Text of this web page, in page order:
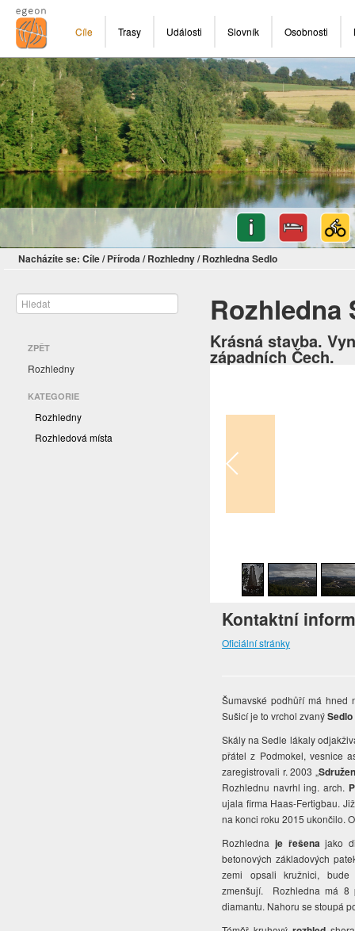
Cíle Trasy Události Slovník Osobnosti
Nacházíte se: Cíle/ Příroda/ Rozhledny/ Rozhledna Sedlo
ZPĚT
Rozhledny
KATEGORIE
Rozhledny
Rozhledová místa
Rozhledna
Krásná stavba.
západních Čech.
Kontaktní
Oficiální stránky
Šumavské podhůří má hned
Sušicí je to vrchol zvanýSedlo
Skály na Sedle lákaly
přátel z Podmokel, vesnice
zaregistrovali r. 2003 „
Rozhlednu navrhl ing. arch.
ujala firma Haas-Fertigbau.
na konci roku 2015 ukončilo.
Rozhledna je řešena jako
betonových základových
zemi opsali kružnici,
zmenšují. Rozhledna má 8
diamantu. Nahoru se stoupá